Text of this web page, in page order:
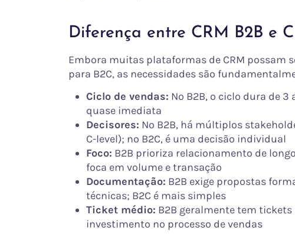
Diferença entre CRM B2B e
Embora muitas plataformas de CRM possam
para B2C, as necessidades são
Ciclo de vendas: No B2B, o ciclo dura de 3
quase imediata
Decisores: No B2B, há múltiplos
C-level); no B2C, é uma decisão individual
Foco: B2B prioriza relacionamento de
foca em volume e transação
Documentação: B2B exige propostas
técnicas; B2C é mais simples
Ticket médio: B2B geralmente tem
investimento no processo de vendas